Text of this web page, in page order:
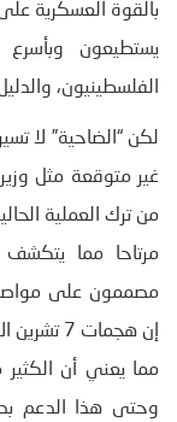
بالقوة العسكرية
يستطيعون
الفلسطينيون،
لكن “الضاحية” لا
غير متوقعة مثل
من ترك العملية
مرتاحا مما يتكشف
مصممون على
إن هجمات
مما يعني أن
وحتى هذا الدعم بدأ